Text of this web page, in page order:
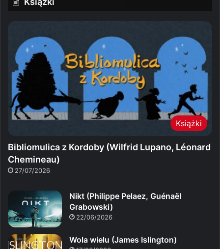
Książki
Bibliomulica z Kordoby (Wilfrid Lupano, Léonard
Chemineau)
27/07/2026
Nikt (Philippe Pelaez, Guénaël
Grabowski)
22/06/2026
Wola wielu (James Islington)